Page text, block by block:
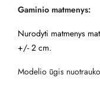
Gaminio matmenys:
Nurodyti matmenys
+/- 2 cm.
Modelio ūgis